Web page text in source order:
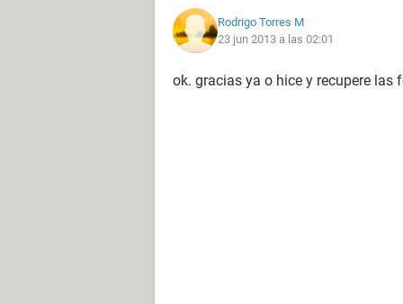
Rodrigo Torres M
23 jun 2013 a las 02:01
ok. gracias ya o hice y recupere las